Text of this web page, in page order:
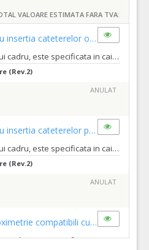
VALOARE ESTIMATA FARA TVA:
ombilicale cu 1 lumen
Cant min si max a acordului cadru, este specificata in caietul de sarcini, al prezentei documentatii.
(Rev.2)
ANULAT
percutane la nou nascuti
Cant min si max a acordului cadru, este specificata in caietul de sarcini, al prezentei documentatii.
(Rev.2)
ANULAT
cu monitorul Dash 2500
Cant min si max a acordului cadru, este specificata in caietul de sarcini, al prezentei documentatii.